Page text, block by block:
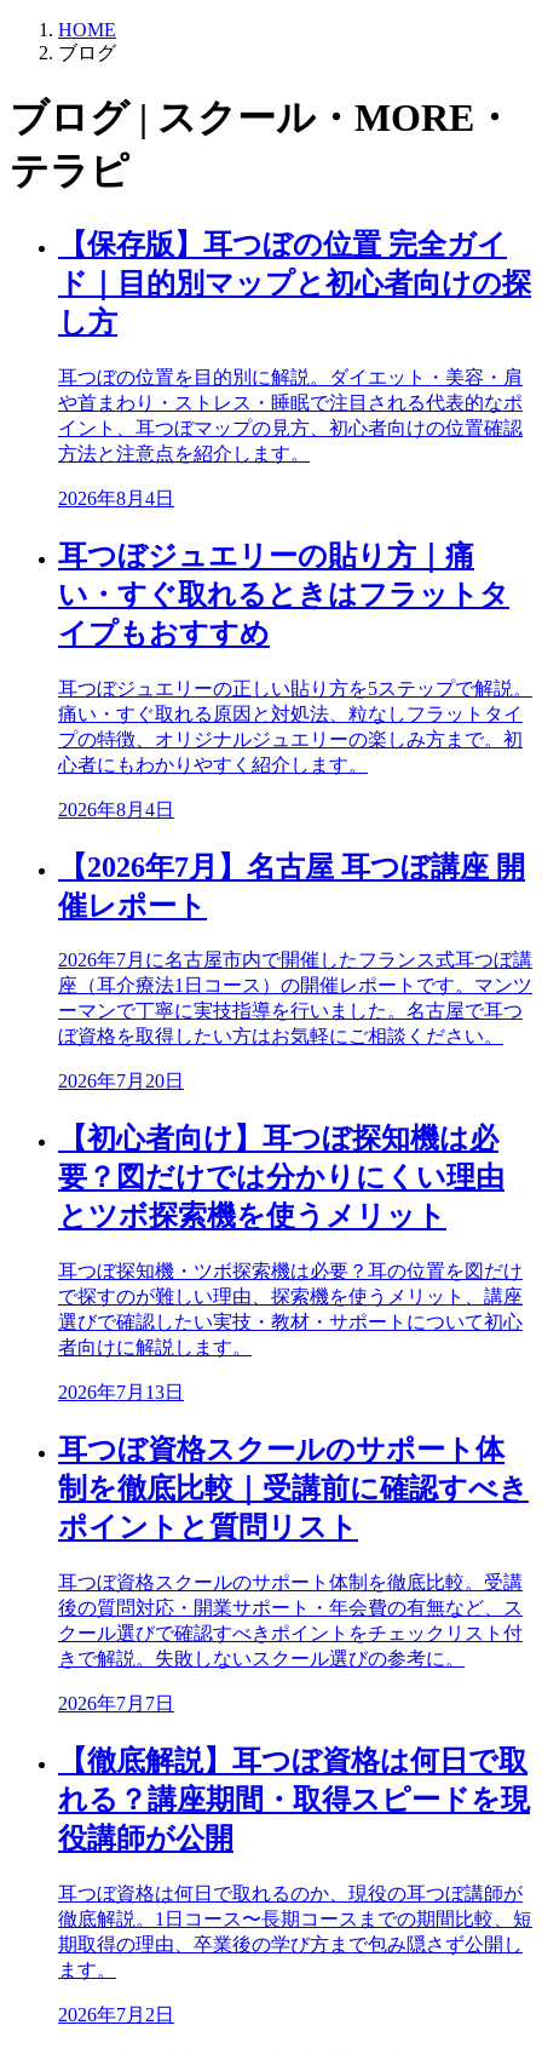
HOME
ブログ
ブログ | スクール・MORE・
テラピ
【保存版】耳つぼの位置 完全ガイ
ド｜目的別マップと初心者向けの探
し方
耳つぼの位置を目的別に解説。ダイエット・美容・肩
や首まわり・ストレス・睡眠で注目される代表的なポ
イント、耳つぼマップの見方、初心者向けの位置確認
方法と注意点を紹介します。
2026年8月4日
耳つぼジュエリーの貼り方｜痛
い・すぐ取れるときはフラットタ
イプもおすすめ
耳つぼジュエリーの正しい貼り方を5ステップで解説。
痛い・すぐ取れる原因と対処法、粒なしフラットタイ
プの特徴、オリジナルジュエリーの楽しみ方まで。初
心者にもわかりやすく紹介します。
2026年8月4日
【2026年7月】名古屋 耳つぼ講座 開
催レポート
2026年7月に名古屋市内で開催したフランス式耳つぼ講
座（耳介療法1日コース）の開催レポートです。マンツ
ーマンで丁寧に実技指導を行いました。名古屋で耳つ
ぼ資格を取得したい方はお気軽にご相談ください。
2026年7月20日
【初心者向け】耳つぼ探知機は必
要？図だけでは分かりにくい理由
とツボ探索機を使うメリット
耳つぼ探知機・ツボ探索機は必要？耳の位置を図だけ
で探すのが難しい理由、探索機を使うメリット、講座
選びで確認したい実技・教材・サポートについて初心
者向けに解説します。
2026年7月13日
耳つぼ資格スクールのサポート体
制を徹底比較｜受講前に確認すべき
ポイントと質問リスト
耳つぼ資格スクールのサポート体制を徹底比較。受講
後の質問対応・開業サポート・年会費の有無など、ス
クール選びで確認すべきポイントをチェックリスト付
きで解説。失敗しないスクール選びの参考に。
2026年7月7日
【徹底解説】耳つぼ資格は何日で取
れる？講座期間・取得スピードを現
役講師が公開
耳つぼ資格は何日で取れるのか、現役の耳つぼ講師が
徹底解説。1日コース〜長期コースまでの期間比較、短
期取得の理由、卒業後の学び方まで包み隠さず公開し
ます。
2026年7月2日